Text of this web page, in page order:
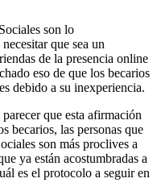
son lo
que sea un
de la presencia online
eso de que los becarios
debido a su inexperiencia.
que esta afirmación
becarios, las personas que
son más proclives a
ya están acostumbradas a
es el protocolo a seguir en